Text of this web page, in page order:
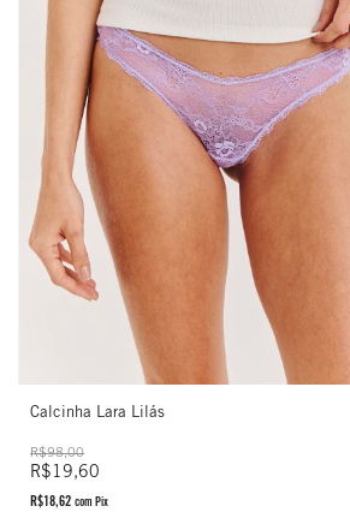
Calcinha Lara Lilás
R$98,00
R$19,60
R$18,62 com Pix